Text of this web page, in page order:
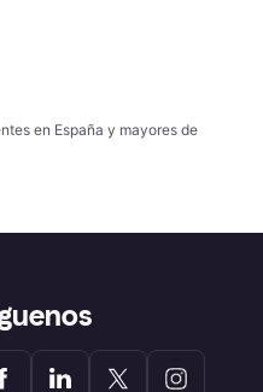
en España y mayores de